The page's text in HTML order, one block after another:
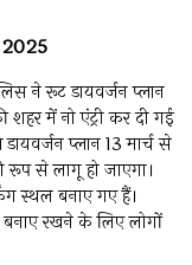
ने रूट डायवर्जन प्लान
में नो एंट्री कर दी गई
प्लान 13 मार्च से
रूप से लागू हो जाएगा।
स्थल बनाए गए हैं।
बनाए रखने के लिए लोगों